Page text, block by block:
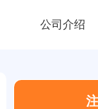
公司介绍